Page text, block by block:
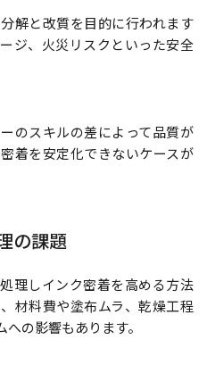
解と改質を目的に行われます
ジ、火災リスクといった安全
のスキルの差によって品質が
着を安定化できないケースが
の課題
理しインク密着を高める方法
材料費や塗布ムラ、乾燥工程
の影響もあります。